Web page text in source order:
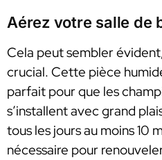
Aérez votre salle de
Cela peut sembler
crucial. Cette pièce
parfait pour que les
s’installent avec grand
tous les jours au moins 10
nécessaire pour